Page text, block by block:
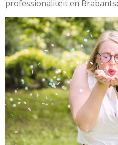
professionaliteit en